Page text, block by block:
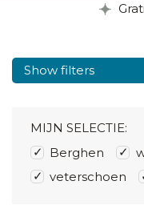
Show filters
MIJN SELECTIE:
Berghen
veterschoen